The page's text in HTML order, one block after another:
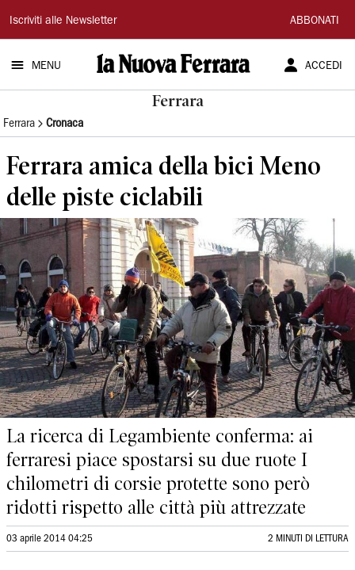
La
Nuova
Ferrara
Iscriviti alle Newsletter ABBONATI
MENU ACCEDI
Ferrara
Ferrara Cronaca
Ferrara amica della bici Meno
delle piste ciclabili
La ricerca di Legambiente conferma: ai
ferraresi piace spostarsi su due ruote I
chilometri di corsie protette sono però
ridotti rispetto alle città più attrezzate
03 aprile 2014 04:25 2 MINUTI DI LETTURA